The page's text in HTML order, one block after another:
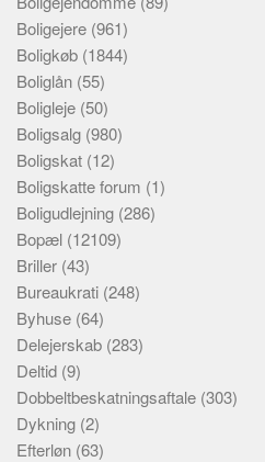
Boligejere (961)
Boligkøb (1844)
Boliglån (55)
Boligleje (50)
Boligsalg (980)
Boligskat (12)
Boligskatte forum (1)
Boligudlejning (286)
Bopæl (12109)
Briller (43)
Bureaukrati (248)
Byhuse (64)
Delejerskab (283)
Deltid (9)
Dobbeltbeskatningsaftale (303)
Dykning (2)
Efterløn (63)